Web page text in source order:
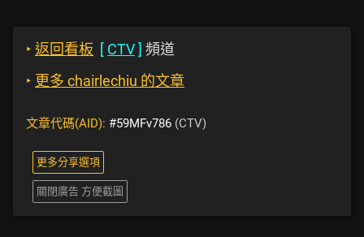
‣ 返回看板 [ CTV] 頻道
‣ 更多 chairlechiu 的文章
文章代碼(AID): #59MFv786 (CTV)
更多分享選項
關閉廣告 方便截圖